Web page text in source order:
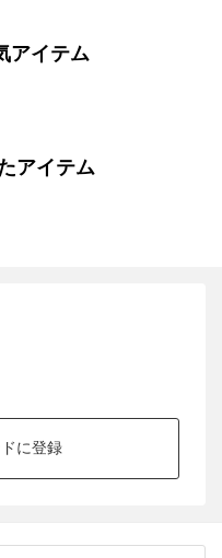
アイテム
アイテム
に登録